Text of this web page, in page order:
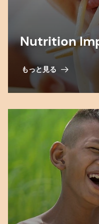
Nutrition
もっと見る